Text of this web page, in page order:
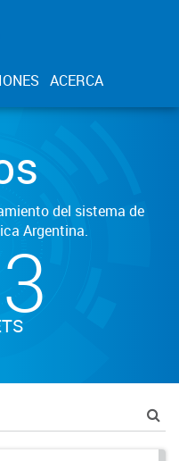
ACERCA
del sistema de
Argentina.